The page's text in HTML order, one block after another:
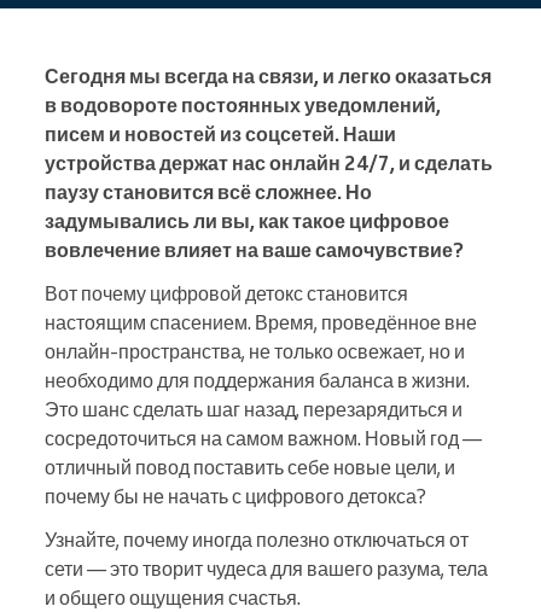
Сегодня мы всегда на связи, и легко оказаться
в водовороте постоянных уведомлений,
писем и новостей из соцсетей. Наши
устройства держат нас онлайн 24/7, и сделать
паузу становится всё сложнее. Но
задумывались ли вы, как такое цифровое
вовлечение влияет на ваше самочувствие?
Вот почему цифровой детокс становится
настоящим спасением. Время, проведённое вне
онлайн-пространства, не только освежает, но и
необходимо для поддержания баланса в жизни.
Это шанс сделать шаг назад, перезарядиться и
сосредоточиться на самом важном. Новый год —
отличный повод поставить себе новые цели, и
почему бы не начать с цифрового детокса?
Узнайте, почему иногда полезно отключаться от
сети — это творит чудеса для вашего разума, тела
и общего ощущения счастья.